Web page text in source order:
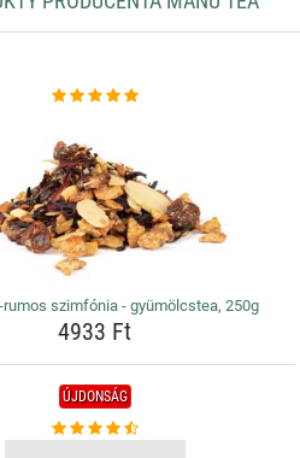
rumos szimfónia - gyümölcstea, 250g
4933 Ft
ÚJDONSÁG